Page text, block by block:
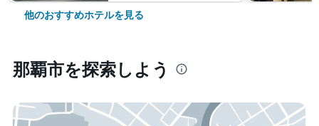
他のおすすめホテルを見る
那覇市​を探索しよう